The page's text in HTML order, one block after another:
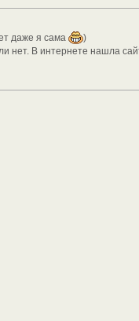
даже я сама
)
нет. В интернете нашла